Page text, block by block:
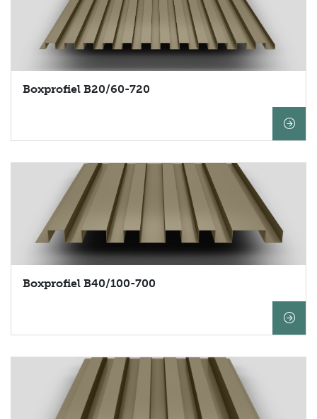
Boxprofiel B20/60-720
Boxprofiel B40/100-700